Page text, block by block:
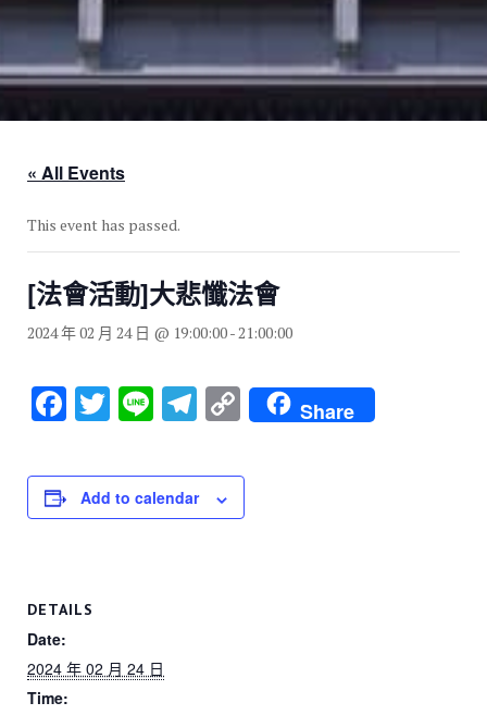
« All Events
This event has passed.
[法會活動]大悲懺法會
2024 年 02 月 24 日 @ 19:00:00-21:00:00
F
c
e
o
k
T
tt
er
Li
e
T
e
gr
C
o
p
y
Share
Add to calendar
DETAILS
Date:
2024 年 02 月 24 日
Time: